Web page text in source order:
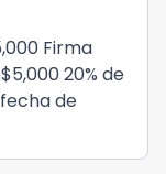
Firma
20% de
de